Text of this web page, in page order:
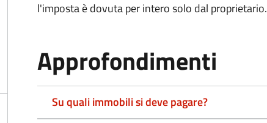
l'imposta è dovuta per intero solo dal proprietario.
Approfondimenti
Su quali immobili si deve pagare?